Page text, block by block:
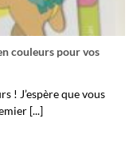
couleurs pour vos
! J’espère que vous
[...]